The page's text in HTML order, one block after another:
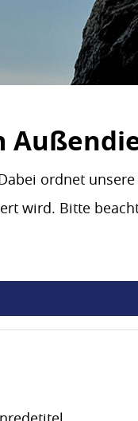
ordnet
wird. Bitte